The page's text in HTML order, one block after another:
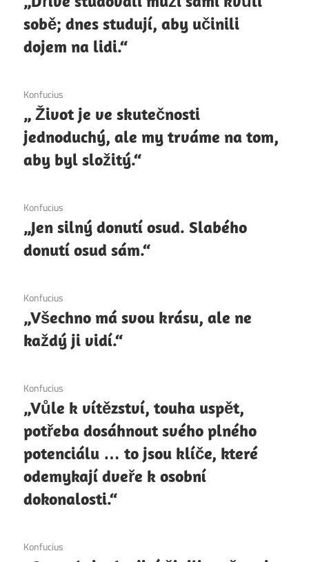
sobě; dnes studují, aby učinili
dojem na lidi.“
6. 12. 2020
Konfucius
„ Život je ve skutečnosti
jednoduchý, ale my trváme na tom,
aby byl složitý.“
6. 12. 2020
Konfucius
„Jen silný donutí osud. Slabého
donutí osud sám.“
6. 12. 2020
Konfucius
„Všechno má svou krásu, ale ne
každý ji vidí.“
6. 12. 2020
Konfucius
„Vůle k vítězství, touha uspět,
potřeba dosáhnout svého plného
potenciálu … to jsou klíče, které
odemykají dveře k osobní
dokonalosti.“
6. 12. 2020
Konfucius